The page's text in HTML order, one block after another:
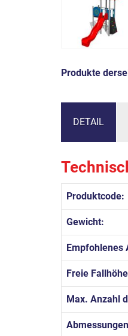
Produkte
DETAIL
Produktcode:
Gewicht:
Empfohlenes
Freie
Max. Anzahl